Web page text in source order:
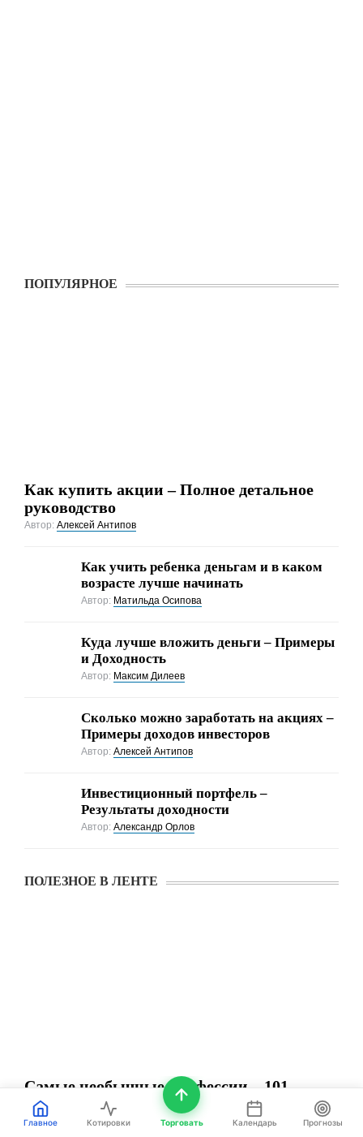
ПОПУЛЯРНОЕ
Как купить акции – Полное детальное
руководство
Автор:Алексей Антипов
Как учить ребенка деньгам и в каком
возрасте лучше начинать
Автор: Матильда Осипова
Куда лучше вложить деньги – Примеры
и Доходность
Автор: Максим Дилеев
Cколько можно заработать на акциях –
Примеры доходов инвесторов
Автор:Алексей Антипов
Инвестиционный портфель –
Результаты доходности
Автор:Александр Орлов
ПОЛЕЗНОЕ В ЛЕНТЕ
Самые необычные профессии – 101
работа и вакансии
Главное Котировки Торговать Календарь Прогнозы